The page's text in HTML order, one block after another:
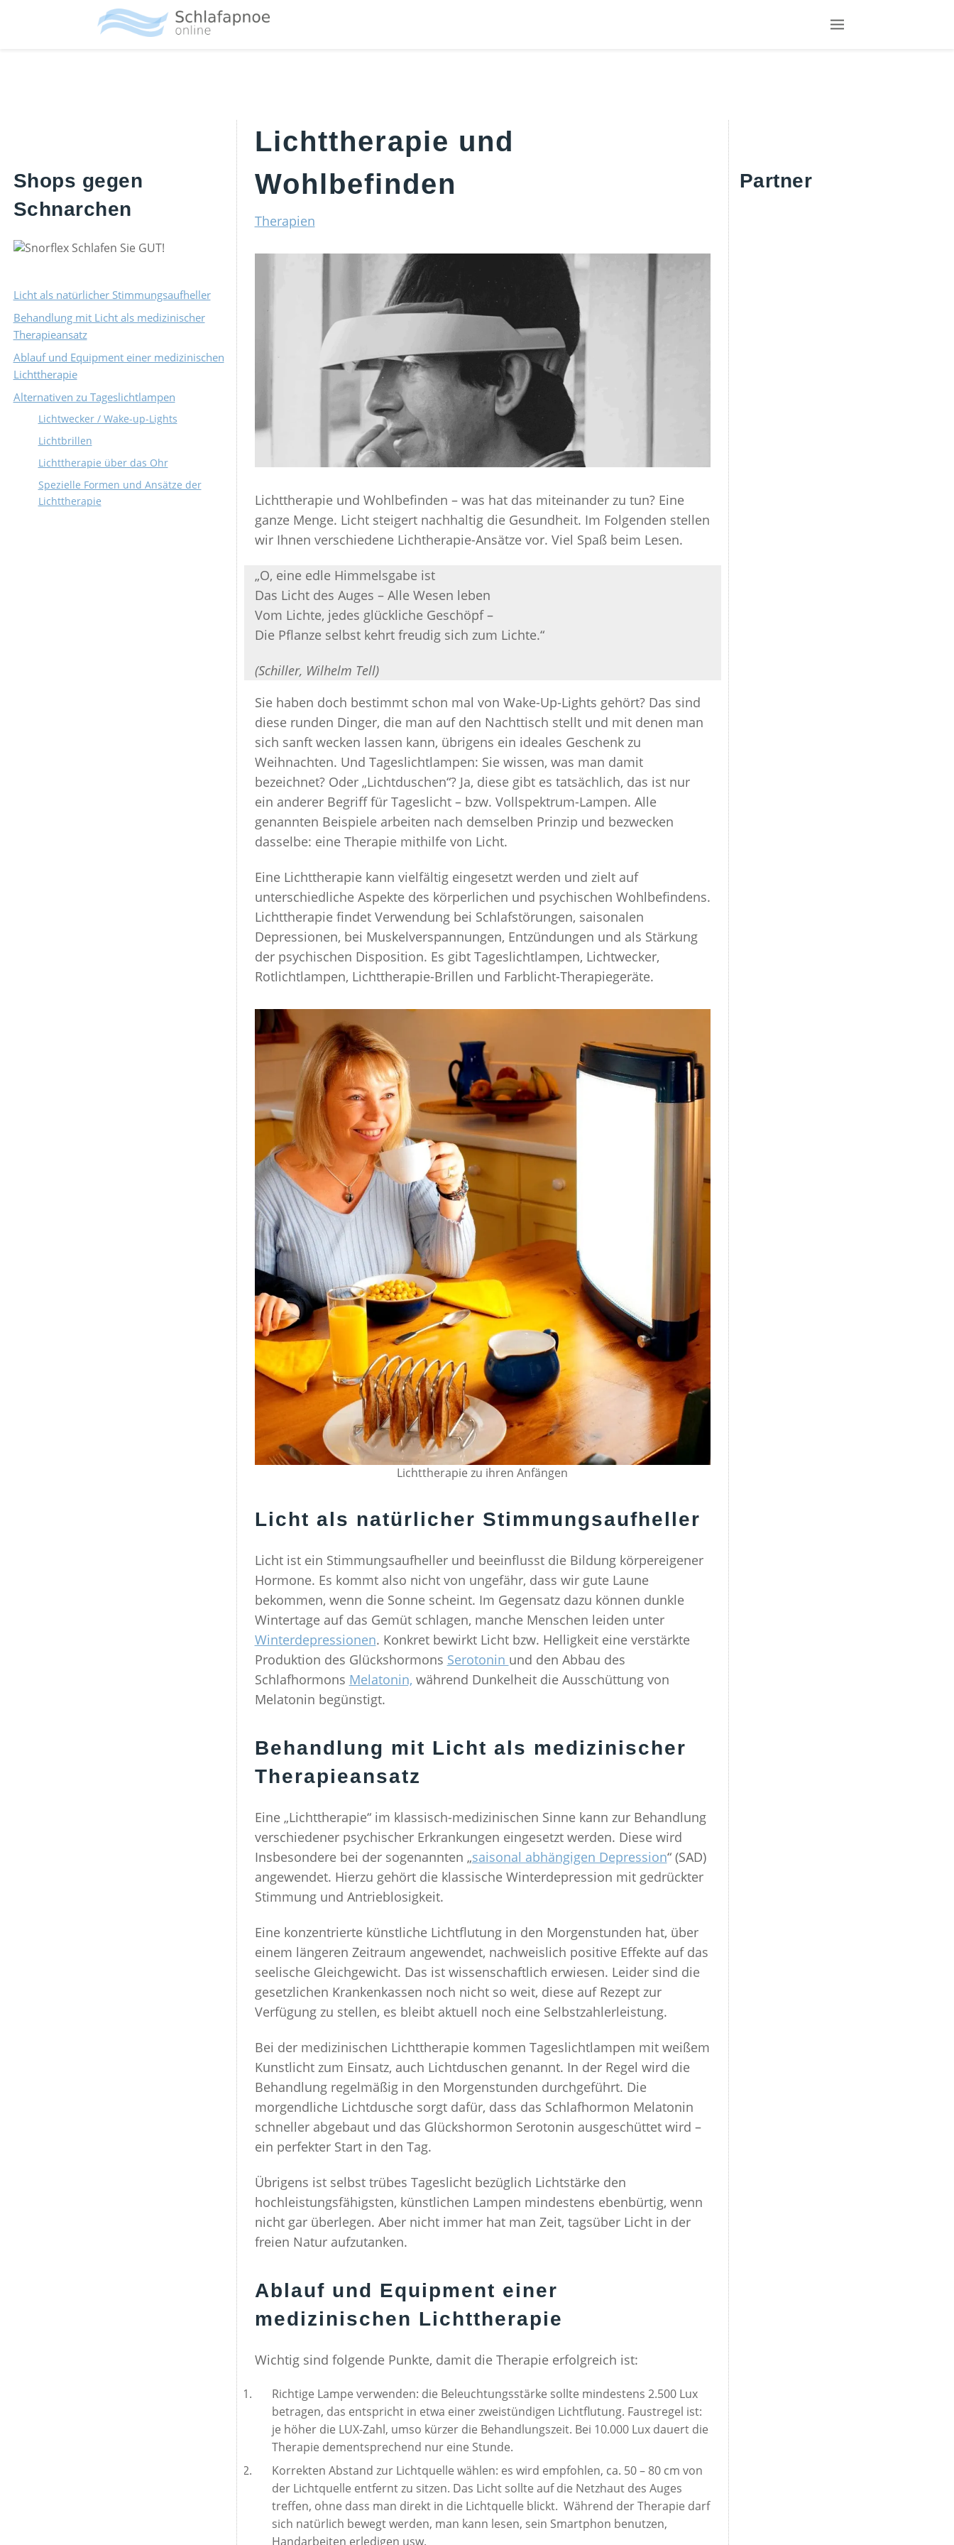
DIE ANTI-SCHNARCHSPANGE
DIE RÜCKENLAGEVERHINDERUNG
THERAPIEN
ALTERNATIVEN ZUR SCHLAFAPNOE-MASKE
SCHLAFAPNOE-SCHIENENTHERAPIE
ZUNGENSCHRITTMACHER
OPERATIVE SCHLAFAPNOE THERAPIE
WAS IST GESUNDER SCHLAF?
DER SCHLAFZYKLUS UND SEINE PHASEN
11 SCHLAFTIPPS FÜR EINEN GESUNDEN SCHLAF
MEDIZINISCHES DIDGERIDOO
SCHLAFHYGIENE
GEZIELTES TRAINING
BLOG
Lichttherapie und
Wohlbefinden
Therapien
Lichttherapie und Wohlbefinden – was hat das miteinander zu tun? Eine
ganze Menge. Licht steigert nachhaltig die Gesundheit. Im Folgenden stellen
wir Ihnen verschiedene Lichtherapie-Ansätze vor. Viel Spaß beim Lesen.
„O, eine edle Himmelsgabe ist
Das Licht des Auges – Alle Wesen leben
Vom Lichte, jedes glückliche Geschöpf –
Die Pflanze selbst kehrt freudig sich zum Lichte.“
(Schiller, Wilhelm Tell)
Sie haben doch bestimmt schon mal von Wake-Up-Lights gehört? Das sind
diese runden Dinger, die man auf den Nachttisch stellt und mit denen man
sich sanft wecken lassen kann, übrigens ein ideales Geschenk zu
Weihnachten. Und Tageslichtlampen: Sie wissen, was man damit
bezeichnet? Oder „Lichtduschen“? Ja, diese gibt es tatsächlich, das ist nur
ein anderer Begriff für Tageslicht – bzw. Vollspektrum-Lampen. Alle
genannten Beispiele arbeiten nach demselben Prinzip und bezwecken
dasselbe: eine Therapie mithilfe von Licht.
Eine Lichttherapie kann vielfältig eingesetzt werden und zielt auf
unterschiedliche Aspekte des körperlichen und psychischen Wohlbefindens.
Lichttherapie findet Verwendung bei Schlafstörungen, saisonalen
Depressionen, bei Muskelverspannungen, Entzündungen und als Stärkung
der psychischen Disposition. Es gibt Tageslichtlampen, Lichtwecker,
Rotlichtlampen, Lichttherapie-Brillen und Farblicht-Therapiegeräte.
Lichttherapie zu ihren Anfängen
Licht als natürlicher Stimmungsaufheller
Licht ist ein Stimmungsaufheller und beeinflusst die Bildung körpereigener
Hormone. Es kommt also nicht von ungefähr, dass wir gute Laune
bekommen, wenn die Sonne scheint. Im Gegensatz dazu können dunkle
Wintertage auf das Gemüt schlagen, manche Menschen leiden unter
Winterdepressionen. Konkret bewirkt Licht bzw. Helligkeit eine verstärkte
Produktion des Glückshormons Serotonin und den Abbau des
Schlafhormons Melatonin, während Dunkelheit die Ausschüttung von
Melatonin begünstigt.
Behandlung mit Licht als medizinischer
Therapieansatz
Eine „Lichttherapie“ im klassisch-medizinischen Sinne kann zur Behandlung
verschiedener psychischer Erkrankungen eingesetzt werden. Diese wird
Insbesondere bei der sogenannten „saisonal abhängigen Depression“ (SAD)
angewendet. Hierzu gehört die klassische Winterdepression mit gedrückter
Stimmung und Antrieblosigkeit.
Eine konzentrierte künstliche Lichtflutung in den Morgenstunden hat, über
einem längeren Zeitraum angewendet, nachweislich positive Effekte auf das
seelische Gleichgewicht. Das ist wissenschaftlich erwiesen. Leider sind die
gesetzlichen Krankenkassen noch nicht so weit, diese auf Rezept zur
Verfügung zu stellen, es bleibt aktuell noch eine Selbstzahlerleistung.
Bei der medizinischen Lichttherapie kommen Tageslichtlampen mit weißem
Kunstlicht zum Einsatz, auch Lichtduschen genannt. In der Regel wird die
Behandlung regelmäßig in den Morgenstunden durchgeführt. Die
morgendliche Lichtdusche sorgt dafür, dass das Schlafhormon Melatonin
schneller abgebaut und das Glückshormon Serotonin ausgeschüttet wird –
ein perfekter Start in den Tag.
Übrigens ist selbst trübes Tageslicht bezüglich Lichtstärke den
hochleistungsfähigsten, künstlichen Lampen mindestens ebenbürtig, wenn
nicht gar überlegen. Aber nicht immer hat man Zeit, tagsüber Licht in der
freien Natur aufzutanken.
Ablauf und Equipment einer
medizinischen Lichttherapie
Wichtig sind folgende Punkte, damit die Therapie erfolgreich ist:
Richtige Lampe verwenden: die Beleuchtungsstärke sollte mindestens 2.500 Lux
betragen, das entspricht in etwa einer zweistündigen Lichtflutung. Faustregel ist:
je höher die LUX-Zahl, umso kürzer die Behandlungszeit. Bei 10.000 Lux dauert die
Therapie dementsprechend nur eine Stunde.
Korrekten Abstand zur Lichtquelle wählen: es wird empfohlen, ca. 50 – 80 cm von
der Lichtquelle entfernt zu sitzen. Das Licht sollte auf die Netzhaut des Auges
treffen, ohne dass man direkt in die Lichtquelle blickt. Während der Therapie darf
sich natürlich bewegt werden, man kann lesen, sein Smartphon benutzen,
Handarbeiten erledigen usw.
Shops gegen
Schnarchen
Licht als natürlicher Stimmungsaufheller
Behandlung mit Licht als medizinischer
Therapieansatz
Ablauf und Equipment einer medizinischen
Lichttherapie
Alternativen zu Tageslichtlampen
Lichtwecker / Wake-up-Lights
Lichtbrillen
Lichttherapie über das Ohr
Spezielle Formen und Ansätze der
Lichttherapie
Partner